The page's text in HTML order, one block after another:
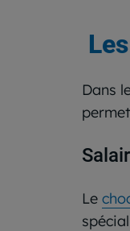
Dans
Le